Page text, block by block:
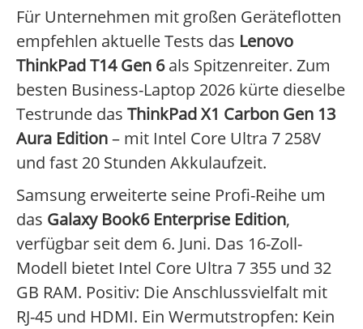
Für Unternehmen mit großen Geräteflotten
empfehlen aktuelle Tests das Lenovo
ThinkPad T14 Gen 6als Spitzenreiter. Zum
besten Business-Laptop 2026 kürte dieselbe
Testrunde das ThinkPad X1 Carbon Gen 13
Aura Edition– mit Intel Core Ultra 7 258V
und fast 20 Stunden Akkulaufzeit.
Samsung erweiterte seine Profi-Reihe um
das Galaxy Book6 Enterprise Edition,
verfügbar seit dem 6. Juni. Das 16-Zoll-
Modell bietet Intel Core Ultra 7 355 und 32
GB RAM. Positiv: Die Anschlussvielfalt mit
RJ-45 und HDMI. Ein Wermutstropfen: Kein